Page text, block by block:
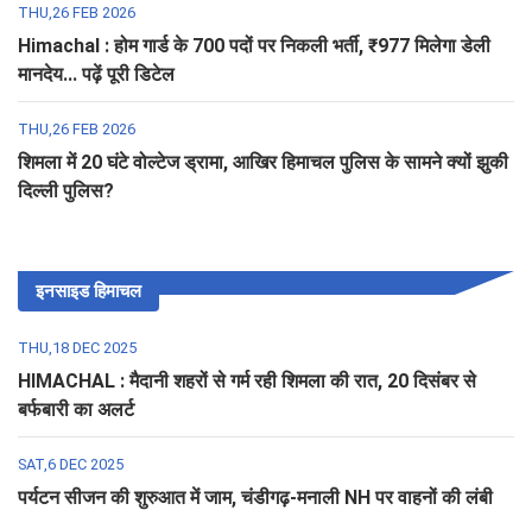
THU,26 FEB 2026
Himachal : होम गार्ड के 700 पदों पर निकली भर्ती, ₹977 मिलेगा डेली
मानदेय... पढ़ें पूरी डिटेल
THU,26 FEB 2026
शिमला में 20 घंटे वोल्टेज ड्रामा, आखिर हिमाचल पुलिस के सामने क्यों झुकी
दिल्ली पुलिस?
इनसाइड हिमाचल
THU,18 DEC 2025
HIMACHAL : मैदानी शहरों से गर्म रही शिमला की रात, 20 दिसंबर से
बर्फबारी का अलर्ट
SAT,6 DEC 2025
पर्यटन सीजन की शुरुआत में जाम, चंडीगढ़-मनाली NH पर वाहनों की लंबी